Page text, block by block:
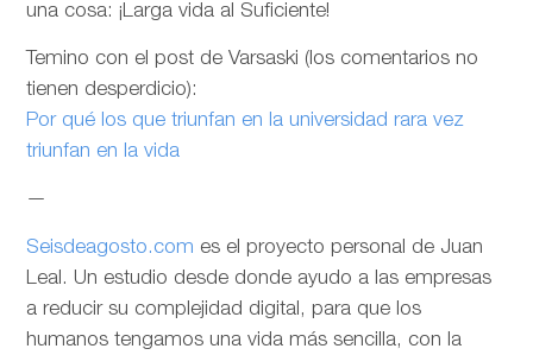
una cosa: ¡Larga vida al Suficiente!
Temino con el post de Varsaski (los comentarios no
tienen desperdicio):
Por qué los que triunfan en la universidad rara vez
triunfan en la vida
—
Seisdeagosto.com es el proyecto personal de Juan
Leal. Un estudio desde donde ayudo a las empresas
a reducir su complejidad digital, para que los
humanos tengamos una vida más sencilla, con la